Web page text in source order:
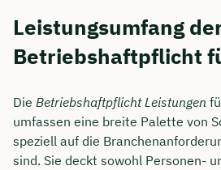
Leistungsumfang
Betriebshaftpflicht
Die Betriebshaftpflicht Leistungen
umfassen eine breite Palette von
speziell auf die
sind. Sie deckt sowohl Personen-